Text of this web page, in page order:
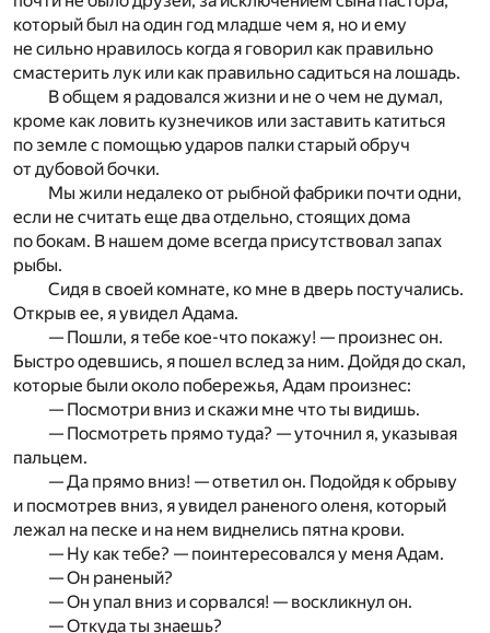
который был на один год младше чем я, но и ему
не сильно нравилось когда я говорил как правильно
смастерить лук или как правильно садиться на лошадь.
В общем я радовался жизни и не о чем не думал,
кроме как ловить кузнечиков или заставить катиться
по земле с помощью ударов палки старый обруч
от дубовой бочки.
Мы жили недалеко от рыбной фабрики почти одни,
если не считать еще два отдельно, стоящих дома
по бокам. В нашем доме всегда присутствовал запах
рыбы.
Сидя в своей комнате, ко мне в дверь постучались.
Открыв ее, я увидел Адама.
— Пошли, я тебе кое-что покажу! — произнес он.
Быстро одевшись, я пошел вслед за ним. Дойдя до скал,
которые были около побережья, Адам произнес:
— Посмотри вниз и скажи мне что ты видишь.
— Посмотреть прямо туда? — уточнил я, указывая
пальцем.
— Да прямо вниз! — ответил он. Подойдя к обрыву
и посмотрев вниз, я увидел раненого оленя, который
лежал на песке и на нем виднелись пятна крови.
— Ну как тебе? — поинтересовался у меня Адам.
— Он раненый?
— Он упал вниз и сорвался! — воскликнул он.
— Откуда ты знаешь?